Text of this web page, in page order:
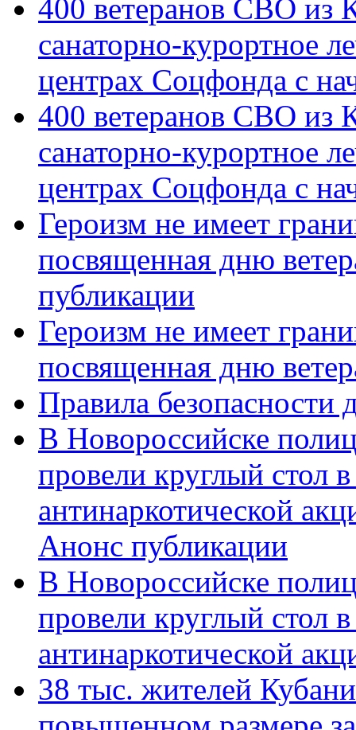
400 ветеранов СВО из
санаторно-курортное
центрах Соцфонда с
400 ветеранов СВО из
санаторно-курортное
центрах Соцфонда с
Героизм не имеет
посвященная дню
публикации
Героизм не имеет
посвященная дню
Правила безопасности
В Новороссийске
провели круглый стол
антинаркотической
Анонс публикации
В Новороссийске
провели круглый стол
антинаркотической
38 тыс. жителей